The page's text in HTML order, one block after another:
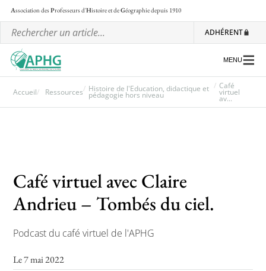
Association desProfesseurs d'Histoire et deGéographiedepuis 1910
ADHÉRENT
Communiqués et motions
Lettre d’information de l’APHG
L’APHG dans la presse
MENU
Accueil Ressources Histoire de l'Education, didactique et
pédagogie hors niveau
Café
virtuel
av...
Café virtuel avec Claire
Andrieu – Tombés du ciel.
Podcast du café virtuel de l'APHG
Le 7 mai 2022